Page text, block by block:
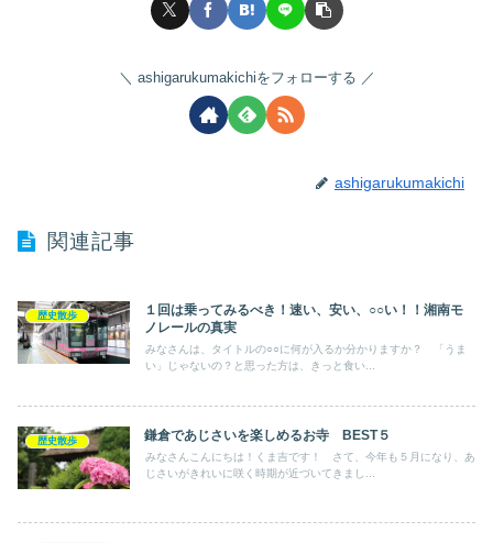
ashigarukumakichiをフォローする
ashigarukumakichi
関連記事
歴史散歩
１回は乗ってみるべき！速い、安い、○○い！！湘南モ
ノレールの真実
みなさんは、タイトルの○○に何が入るか分かりますか？ 「うま
い」じゃないの？と思った方は、きっと食い...
歴史散歩 鎌倉であじさいを楽しめるお寺 BEST５
みなさんこんにちは！くま吉です！ さて、今年も５月になり、あ
じさいがきれいに咲く時期が近づいてきまし...